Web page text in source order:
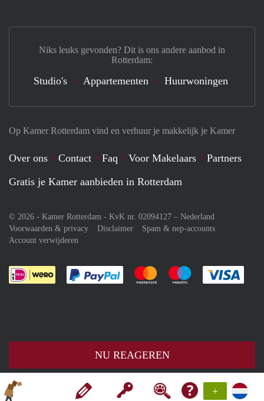
+
NU REAGEREN
Op Kamer Rotterdam vind en verhuur je makkelijk je Kamer
Over ons Contact Faq Voor Makelaars
Partners
Gratis je Kamer aanbieden in Rotterdam
© 2026 - Kamer Rotterdam - KvK nr. 02094127 – Nederland
Voorwaarden & privacy
Disclaimer
Spam & nep-accounts
Account verwijderen
Je rekent gemakkelijk af met Paypal
Je rekent gemakkelijk af met
Je rekent
Niks leuks gevonden? Dit is ons andere aanbod in
Rotterdam:
Studio's Appartementen Huurwoningen